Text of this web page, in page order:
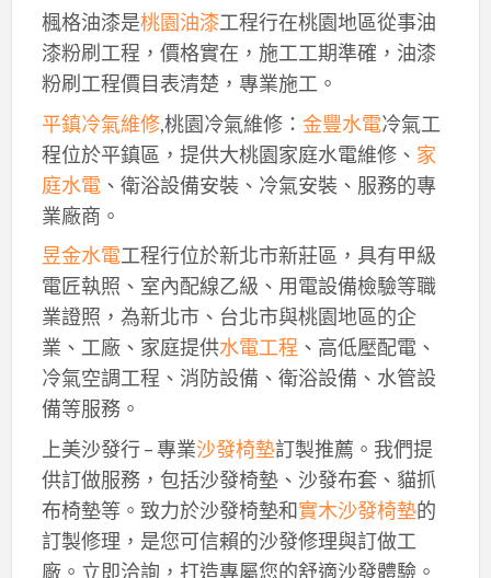
楓格油漆是桃園油漆工程行在桃園地區從事油
漆粉刷工程，價格實在，施工工期準確，油漆
粉刷工程價目表清楚，專業施工。
平鎮冷氣維修,桃園冷氣維修： 金豐水電冷氣工
程位於平鎮區，提供大桃園家庭水電維修、 家
庭水電、衛浴設備安裝、冷氣安裝、服務的專
業廠商。
昱金水電工程行位於新北市新莊區，具有甲級
電匠執照、室內配線乙級、用電設備檢驗等職
業證照，為新北市、台北市與桃園地區的企
業、工廠、家庭提供水電工程 、高低壓配電、
冷氣空調工程、消防設備、衛浴設備、水管設
備等服務。
上美沙發行 – 專業沙發椅墊訂製推薦。我們提
供訂做服務，包括沙發椅墊、沙發布套、貓抓
布椅墊等。致力於沙發椅墊和實木沙發椅墊的
訂製修理，是您可信賴的沙發修理與訂做工
廠。立即洽詢，打造專屬您的舒適沙發體驗。